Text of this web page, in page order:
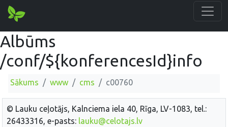
Albūms
/conf/${konferencesId}info
Sākums www cms c00760
© Lauku ceļotājs, Kalnciema iela 40, Rīga, LV-1083, tel.:
26433316, e-pasts: lauku@celotajs.lv